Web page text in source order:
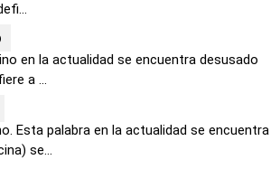
en la actualidad se encuentra desusado
a ...
Esta palabra en la actualidad se encuentra
se...